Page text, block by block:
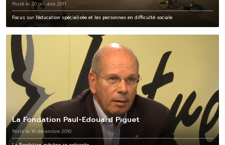
Posté le 20 octobre 2011
Focus sur l'éducation spécialisée et les personnes en difficulté sociale
La Fondation Paul-Edouard Piguet
Posté le 16 décembre 2010